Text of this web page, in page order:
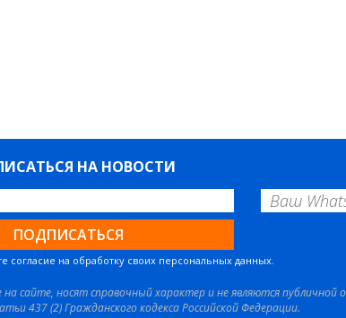
НА НОВОСТИ
согласие на обработку своих персональных данных.
сайте, носят справочный характер и не являются публичной
437 (2) Гражданского кодекса Российской Федерации.